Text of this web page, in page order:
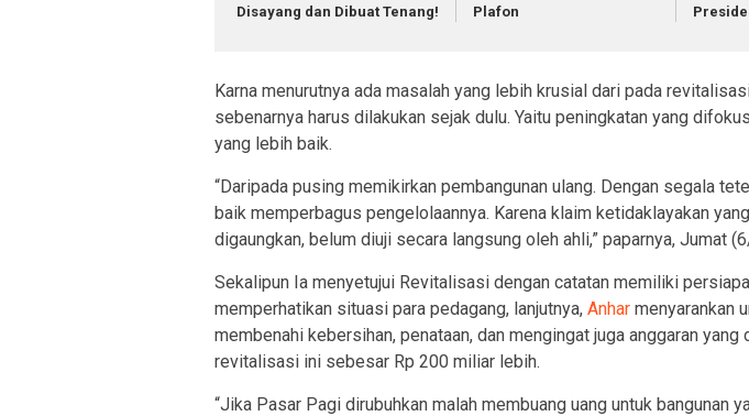
Disayang dan Dibuat Tenang!
Plafon
Karna menurutnya ada masalah yang lebih krusial dari pada
sebenarnya harus dilakukan sejak dulu. Yaitu peningkatan yang
yang lebih baik.
“Daripada pusing memikirkan pembangunan ulang. Dengan segala
baik memperbagus pengelolaannya. Karena klaim ketidaklayakan
digaungkan, belum diuji secara langsung oleh ahli,” paparnya, Jumat
Sekalipun Ia menyetujui Revitalisasi dengan catatan memiliki
memperhatikan situasi para pedagang, lanjutnya, Anhar menyarankan
membenahi kebersihan, penataan, dan mengingat juga anggaran yang
revitalisasi ini sebesar Rp 200 miliar lebih.
“Jika Pasar Pagi dirubuhkan malah membuang uang untuk bangunan